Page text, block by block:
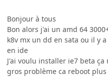
Bonjour à tous
Bon alors j'ai un amd 64
k8v mx un dd en sata ou il y
en ide
J'ai voulu installer ie7 beta
gros problème ca reboot